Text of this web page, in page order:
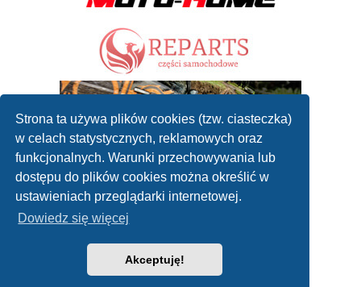
Strona ta używa plików cookies (tzw. ciasteczka)
w celach statystycznych, reklamowych oraz
funkcjonalnych. Warunki przechowywania lub
dostępu do plików cookies można określić w
ustawieniach przeglądarki internetowej.
Dowiedz się więcej
Akceptuję!
Forum mechaników samochodowych
Współpraca: reklamanaportalu@gmail.com